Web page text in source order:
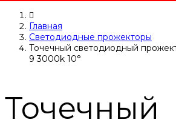
Главная
Светодиодные прожекторы
Точечный светодиодный
9 3000k 10°
Точечный